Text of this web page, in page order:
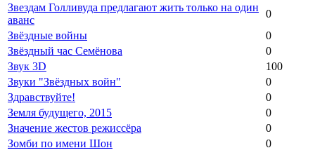
Звездам Голливуда предлагают жить только на один
аванс
0
Звёздные войны
0
Звёздный час Семёнова
0
Звук 3D
100
Звуки "Звёздных войн"
0
Здравствуйте!
0
Земля будущего, 2015
0
Значение жестов режиссёра
0
Зомби по имени Шон
0